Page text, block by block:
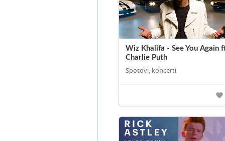
Wiz Khalifa - See You Again
Charlie Puth
Spotovi, koncerti